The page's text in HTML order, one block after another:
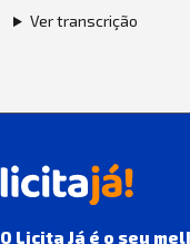
Ver transcrição
O Licita Já é o seu